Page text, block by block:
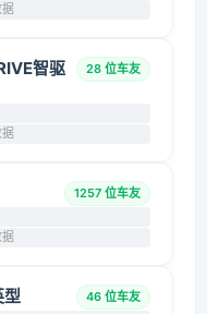
智驱
28 位车友
1257 位车友
型 46 位车友